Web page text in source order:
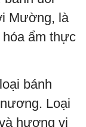
Mường, là
hóa ẩm thực
bánh
Loại
hương vị